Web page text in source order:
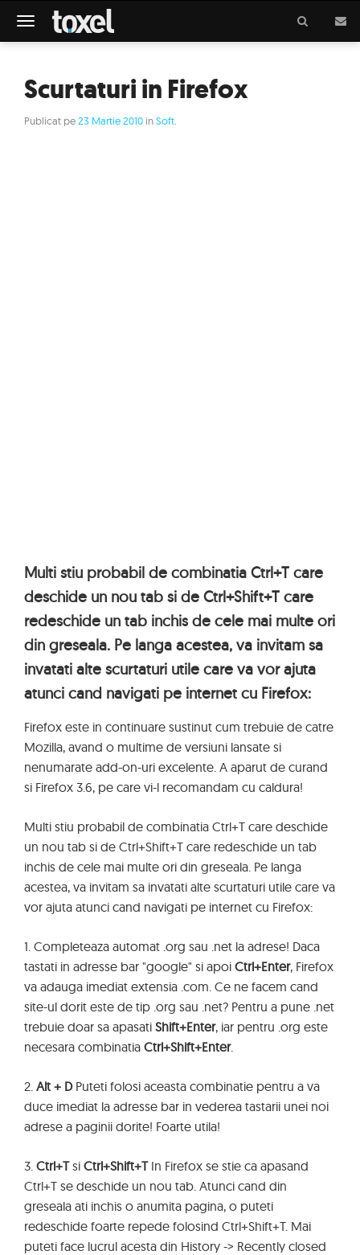
Meniu
Scurtaturi in Firefox
Publicat pe23 Martie 2010 inSoft
Multi stiu probabil de combinatia Ctrl+T care
deschide un nou tab si de Ctrl+Shift+T care
redeschide un tab inchis de cele mai multe ori
din greseala. Pe langa acestea, va invitam sa
invatati alte scurtaturi utile care va vor ajuta
atunci cand navigati pe internet cu Firefox:
Firefox este in continuare sustinut cum trebuie de catre
Mozilla, avand o multime de versiuni lansate si
nenumarate add-on-uri excelente. A aparut de curand
si Firefox 3.6, pe care vi-l recomandam cu caldura!
Multi stiu probabil de combinatia Ctrl+T care deschide
un nou tab si de Ctrl+Shift+T care redeschide un tab
inchis de cele mai multe ori din greseala. Pe langa
acestea, va invitam sa invatati alte scurtaturi utile care va
vor ajuta atunci cand navigati pe internet cu Firefox:
1. Completeaza automat .org sau .net la adrese! Daca
tastati in adresse bar "google" si apoi Ctrl+Enter, Firefox
va adauga imediat extensia .com. Ce ne facem cand
site-ul dorit este de tip .org sau .net? Pentru a pune .net
trebuie doar sa apasati Shift+Enter, iar pentru .org este
necesara combinatia Ctrl+Shift+Enter.
2. Alt + DPuteti folosi aceasta combinatie pentru a va
duce imediat la adresse bar in vederea tastarii unei noi
adrese a paginii dorite! Foarte utila!
3. Ctrl+Tsi Ctrl+Shift+TIn Firefox se stie ca apasand
Ctrl+T se deschide un nou tab. Atunci cand din
greseala ati inchis o anumita pagina, o puteti
redeschide foarte repede folosind Ctrl+Shift+T. Mai
puteti face lucrul acesta din History -> Recently closed